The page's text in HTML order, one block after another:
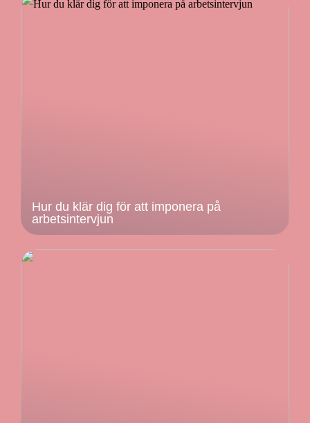
Hur du klär dig för att imponera på
arbetsintervjun